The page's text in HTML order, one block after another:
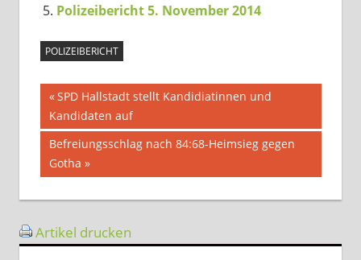
Polizeibericht 5. November 2014
POLIZEIBERICHT
Beitragsnavigation
Vorheriger
Beitrag:
SPD Hallstadt stellt Kandidiatinnen und
Kandidaten auf
Nächster
Beitrag:
Befreiungsschlag nach 84:68-Heimsieg gegen
Gotha
Artikel drucken